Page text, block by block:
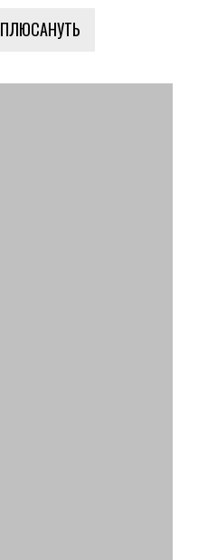
ПЛЮСАНУТЬ